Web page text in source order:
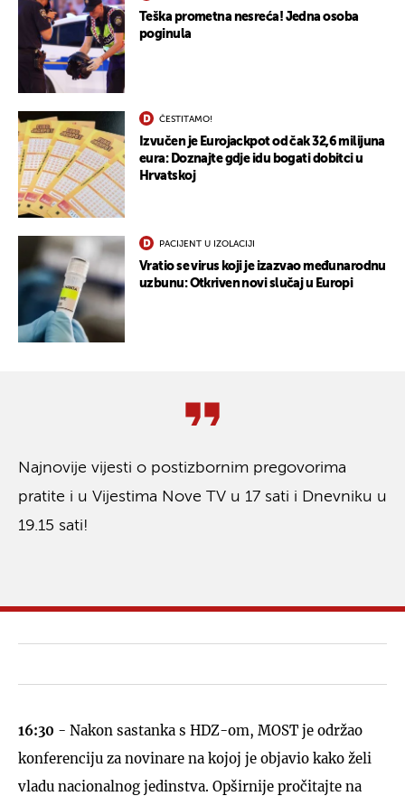
Teška prometna nesreća! Jedna osoba
poginula
ČESTITAMO!
Izvučen je Eurojackpot od čak 32,6 milijuna
eura: Doznajte gdje idu bogati dobitci u
Hrvatskoj
PACIJENT U IZOLACIJI
Vratio se virus koji je izazvao međunarodnu
uzbunu: Otkriven novi slučaj u Europi
Najnovije vijesti o postizbornim pregovorima
pratite i u Vijestima Nove TV u 17 sati i Dnevniku u
19.15 sati!
16:30 - Nakon sastanka s HDZ-om, MOST je održao
konferenciju za novinare na kojoj je objavio kako želi
vladu nacionalnog jedinstva. Opširnije pročitajte na